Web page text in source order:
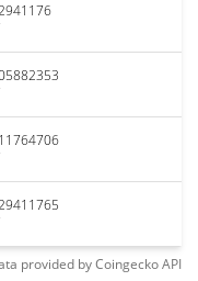
provided byCoingeckoAPI